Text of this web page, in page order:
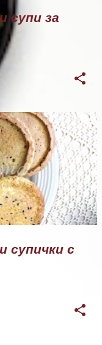
супи за
супички с